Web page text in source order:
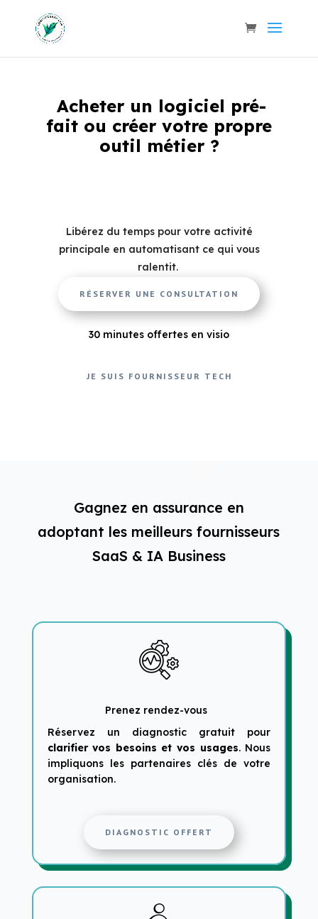
Acheter un logiciel pré-
fait ou créer votre propre
outil métier ?
Libérez du temps pour votre activité
principale en automatisant ce qui vous
ralentit.
Simple et sans engagement.
RÉSERVER UNE CONSULTATION
30 minutes offertes en visio
JE SUIS FOURNISSEUR TECH
Gagnez en assurance en
adoptant les meilleurs fournisseurs
SaaS & IA Business
Prenez rendez-vous
Réservez un diagnostic gratuit pour
clarifier vos besoins et vos usages. Nous
impliquons les partenaires clés de votre
organisation.
DIAGNOSTIC OFFERT